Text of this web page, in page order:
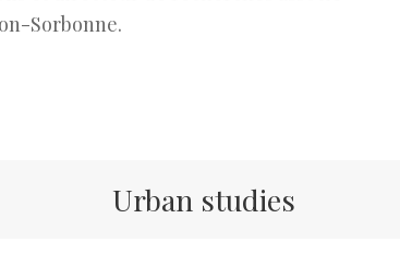
Sorbonne.
Urban studies